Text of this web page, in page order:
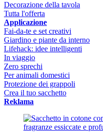
Decorazione della tavola
Tutta l'offerta
Applicazione
Fai-da-te e set creativi
Giardino e piante da interno
Lifehack: idee intelligenti
In viaggio
Zero sprechi
Per animali domestici
Protezione dei grappoli
Crea il tuo sacchetto
Reklama